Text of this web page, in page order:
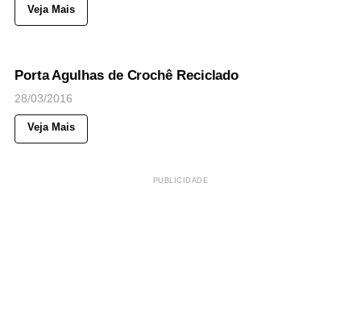
Veja Mais
Porta Agulhas de Crochê Reciclado
28/03/2016
Veja Mais
PUBLICIDADE